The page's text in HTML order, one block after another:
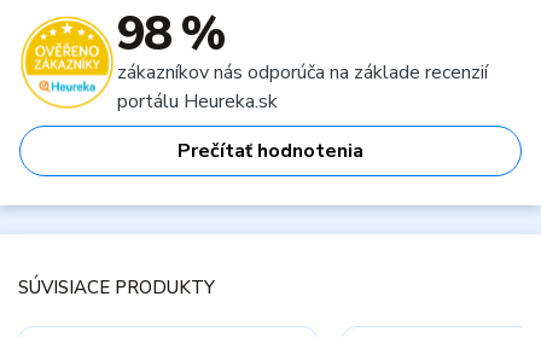
98 %
zákazníkov nás odporúča na základe recenzií
portálu Heureka.sk
Prečítať hodnotenia
SÚVISIACE PRODUKTY